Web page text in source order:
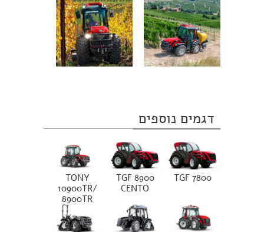
דגמים נוספים
TGF 7800
TGF 8900
CENTO
TONY
10900TR/
8900TR